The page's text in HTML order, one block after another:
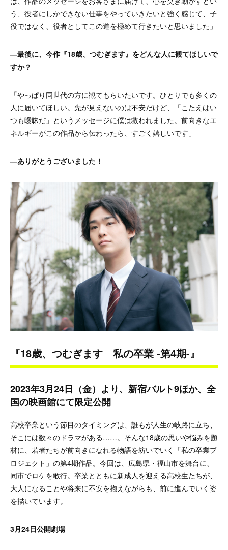
う、役者にしかできない仕事をやっていきたいと強く感じて、子
役ではなく、役者としてこの道を極めて行きたいと思いました」
―最後に、今作『18歳、つむぎます』をどんな人に観てほしいで
すか？
「やっぱり同世代の方に観てもらいたいです。ひとりでも多くの
人に届いてほしい。先が見えないのは不安だけど、「こたえはい
つも曖昧だ」というメッセージに僕は救われました。前向きなエ
ネルギーがこの作品から伝わったら、すごく嬉しいです​​」
―ありがとうございました！
『18歳、つむぎます 私の卒業 -第4期-』
2023年3月24日（金）より、新宿バルト9ほか、全
国の映画館にて限定公開
高校卒業という節目のタイミングは、誰もが人生の岐路に立ち、
そこには数々のドラマがある……。そんな18歳の思いや悩みを題
材に、若者たちが前向きになれる物語を紡いでいく「私の卒業プ
ロジェクト」の第4期作品。今回は、広島県・福山市を舞台に、
同市でロケを敢行。卒業とともに新成人を迎える高校生たちが、
大人になることや将来に不安を抱えながらも、前に進んでいく姿
を描いています。
3月24日公開劇場